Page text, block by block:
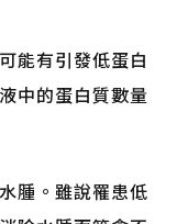
能有引發低蛋白
中的蛋白質數量
腫。雖說罹患低